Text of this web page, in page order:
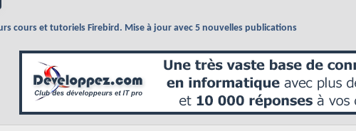
cours et tutoriels Firebird. Mise à jour avec 5 nouvelles publications